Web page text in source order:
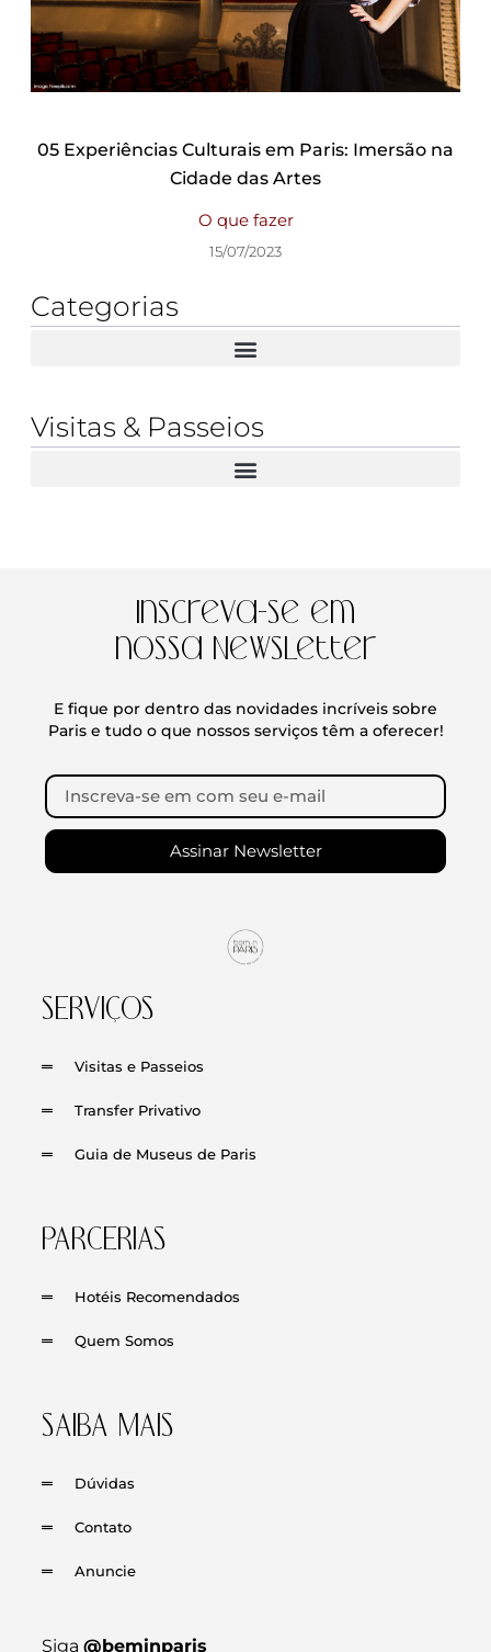
05 Experiências Culturais em Paris: Imersão na
Cidade das Artes
O que fazer
15/07/2023
Categorias
Visitas & Passeios
Inscreva-se em
nossa Newsletter
E fique por dentro das novidades incríveis sobre
Paris e tudo o que nossos serviços têm a oferecer!
Assinar Newsletter
SERVIÇOS
Visitas e Passeios
Transfer Privativo
Guia de Museus de Paris
PARCERIAS
Hotéis Recomendados
Quem Somos
SAIBA MAIS
Dúvidas
Contato
Anuncie
Siga @beminparis